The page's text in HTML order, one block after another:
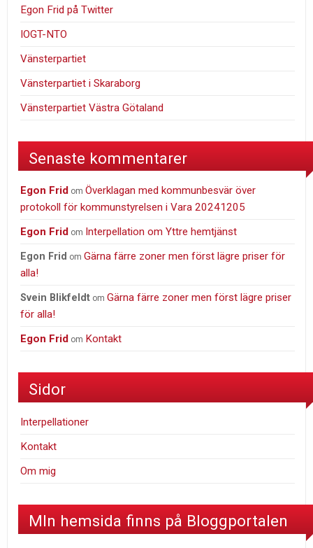
Egon Frid på Twitter
IOGT-NTO
Vänsterpartiet
Vänsterpartiet i Skaraborg
Vänsterpartiet Västra Götaland
Senaste kommentarer
Egon Frid omÖverklagan med kommunbesvär över
protokoll för kommunstyrelsen i Vara 20241205
Egon Frid om Interpellation om Yttre hemtjänst
Egon Frid omGärna färre zoner men först lägre priser för
alla!
Svein Blikfeldt omGärna färre zoner men först lägre priser
för alla!
Egon Frid om Kontakt
Sidor
Interpellationer
Kontakt
Om mig
MIn hemsida finns på Bloggportalen